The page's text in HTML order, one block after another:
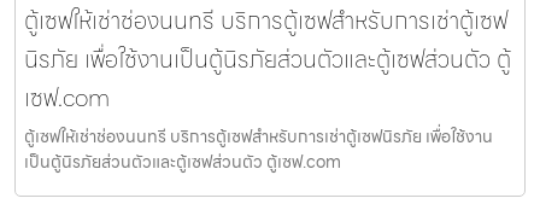
ตู้เซฟให้เช่าช่องนนทรี บริการตู้เซฟสำหรับการเช่าตู้เซฟ
นิรภัย เพื่อใช้งานเป็นตู้นิรภัยส่วนตัวและตู้เซฟส่วนตัว ตู้
เซฟ.com
ตู้เซฟให้เช่าช่องนนทรี บริการตู้เซฟสำหรับการเช่าตู้เซฟนิรภัย เพื่อใช้งาน
เป็นตู้นิรภัยส่วนตัวและตู้เซฟส่วนตัว ตู้เซฟ.com